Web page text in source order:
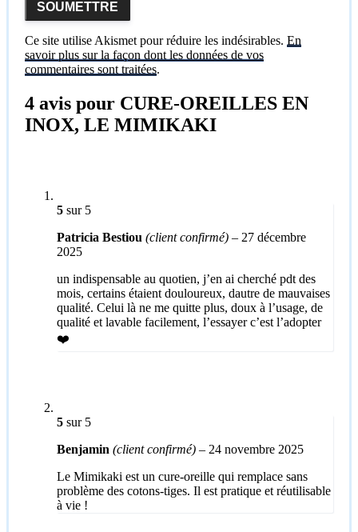
Ce site utilise Akismet pour réduire les indésirables. En
savoir plus sur la façon dont les données de vos
commentaires sont traitées.
4 avis pour CURE-OREILLES EN
INOX, LE MIMIKAKI
5 sur 5
Patricia Bestiou (client confirmé) – 27 décembre
2025
un indispensable au quotien, j’en ai cherché pdt des
mois, certains étaient douloureux, dautre de mauvaises
qualité. Celui là ne me quitte plus, doux à l’usage, de
qualité et lavable facilement, l’essayer c’est l’adopter
❤️
5 sur 5
Benjamin (client confirmé) – 24 novembre 2025
Le Mimikaki est un cure-oreille qui remplace sans
problème des cotons-tiges. Il est pratique et réutilisable
à vie !